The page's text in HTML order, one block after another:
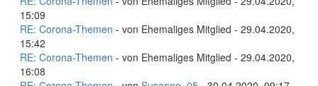
15:09
RE: Corona-Themen - von Ehemaliges Mitglied - 29.04.2020,
15:42
RE: Corona-Themen - von Ehemaliges Mitglied - 29.04.2020,
16:08